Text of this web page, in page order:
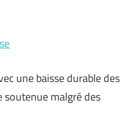
une baisse durable des
malgré des